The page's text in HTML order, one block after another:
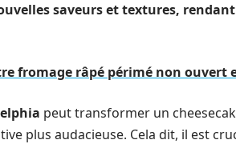
saveurs et textures,
fromage râpé périmé non ouvert
peut transformer un
plus audacieuse. Cela dit, il est